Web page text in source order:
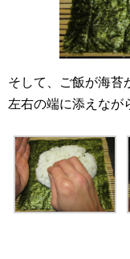
そして、ご飯が海苔
左右の端に添えなが